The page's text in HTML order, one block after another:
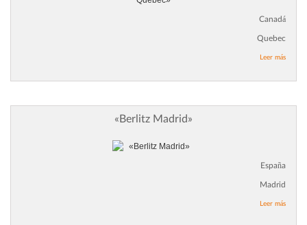
Canadá
Quebec
Leer más
«Berlitz Madrid»
España
Madrid
Leer más